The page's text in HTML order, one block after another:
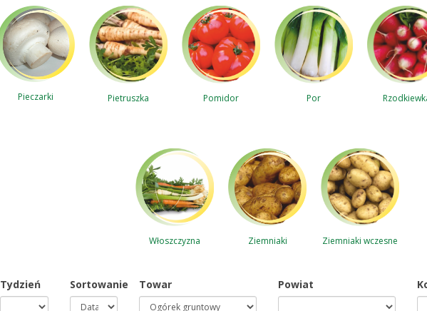
Pieczarki Pietruszka Pomidor Por
Włoszczyzna Ziemniaki Ziemniaki wczesne
Tydzień Sortowanie Towar Powiat